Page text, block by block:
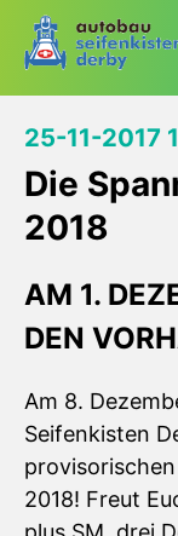
25-11-2017
Die
2018
AM 1.
DEN
Am 8.
Seifenkisten
2018! Freut